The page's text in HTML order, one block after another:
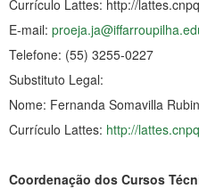
Currículo Lattes: http://
E-mail:
Telefone: (55) 3255-0227
Substituto Legal:
Nome: Fernanda Somavilla Rubin
Currículo Lattes: http://
Coordenação dos Cursos